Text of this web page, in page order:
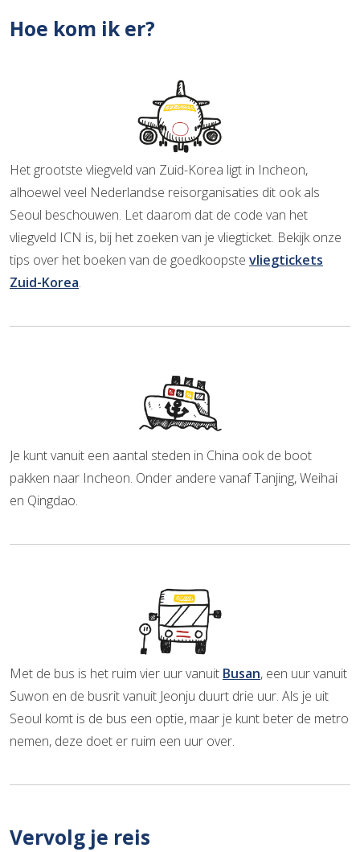
Hoe kom ik er?
Het grootste vliegveld van Zuid-Korea ligt in Incheon,
alhoewel veel Nederlandse reisorganisaties dit ook als
Seoul beschouwen. Let daarom dat de code van het
vliegveld ICN is, bij het zoeken van je vliegticket. Bekijk onze
tips over het boeken van de goedkoopste vliegtickets
Zuid-Korea.
Je kunt vanuit een aantal steden in China ook de boot
pakken naar Incheon. Onder andere vanaf Tanjing, Weihai
en Qingdao.
Met de bus is het ruim vier uur vanuit Busan, een uur vanuit
Suwon en de busrit vanuit Jeonju duurt drie uur. Als je uit
Seoul komt is de bus een optie, maar je kunt beter de metro
nemen, deze doet er ruim een uur over.
Vervolg je reis